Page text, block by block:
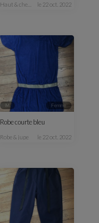
haut & chemisier le 22 oct. 2022
M femme
Robe courte bleu
robe & jupe le 22 oct. 2022